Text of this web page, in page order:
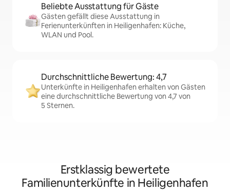
Beliebte Ausstattung für Gäste
Gästen gefällt diese Ausstattung in
Ferienunterkünften in Heiligenhafen: Küche,
WLAN und Pool.
Durchschnittliche Bewertung: 4,7
Unterkünfte in Heiligenhafen erhalten von Gästen
eine durchschnittliche Bewertung von 4,7 von
5 Sternen.
Erstklassig bewertete
Familienunterkünfte in Heiligenhafen